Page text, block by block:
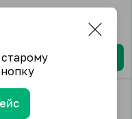
В корзину